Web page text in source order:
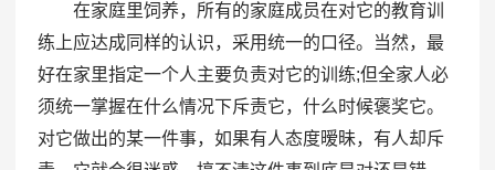
在家庭里饲养，所有的家庭成员在对它的教育训
练上应达成同样的认识，采用统一的口径。当然，最
好在家里指定一个人主要负责对它的训练;但全家人必
须统一掌握在什么情况下斥责它，什么时候褒奖它。
对它做出的某一件事，如果有人态度暧昧，有人却斥